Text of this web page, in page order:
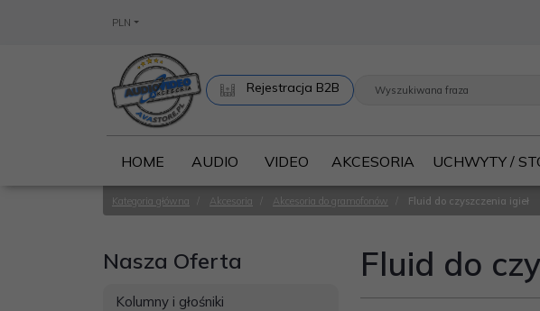
PLN
Rejestracja B2B
HOME AUDIO VIDEO AKCESORIA UCHWYTY /
Kategoria główna Akcesoria Akcesoria do gramofonów Fluid do czyszczenia igieł
Fluid do
Nasza Oferta
Kolumny i głośniki